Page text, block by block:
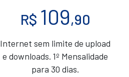
R$ 109,90
Internet sem limite de upload
e downloads. 1º Mensalidade
para 30 dias.